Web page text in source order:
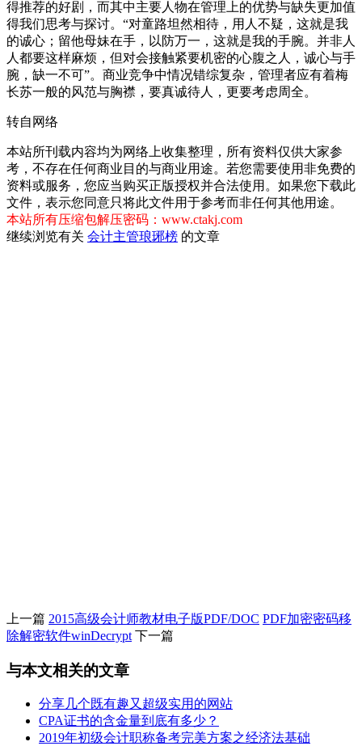
得推荐的好剧，而其中主要人物在管理上的优势与缺失更加值
得我们思考与探讨。“对童路坦然相待，用人不疑，这就是我
的诚心；留他母妹在手，以防万一，这就是我的手腕。并非人
人都要这样麻烦，但对会接触紧要机密的心腹之人，诚心与手
腕，缺一不可”。商业竞争中情况错综复杂，管理者应有着梅
长苏一般的风范与胸襟，要真诚待人，更要考虑周全。
转自网络
本站所刊载内容均为网络上收集整理，所有资料仅供大家参
考，不存在任何商业目的与商业用途。若您需要使用非免费的
资料或服务，您应当购买正版授权并合法使用。如果您下载此
文件，表示您同意只将此文件用于参考而非任何其他用途。
本站所有压缩包解压密码：www.ctakj.com
继续浏览有关 会计主管琅琊榜 的文章
上一篇 2015高级会计师教材电子版PDF/DOC PDF加密密码移
除解密软件winDecrypt 下一篇
与本文相关的文章
分享几个既有趣又超级实用的网站
CPA证书的含金量到底有多少？
2019年初级会计职称备考完美方案之经济法基础